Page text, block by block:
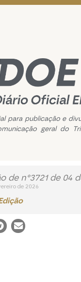
para publicação e
geral do
de n°3721 de 04
de 2026